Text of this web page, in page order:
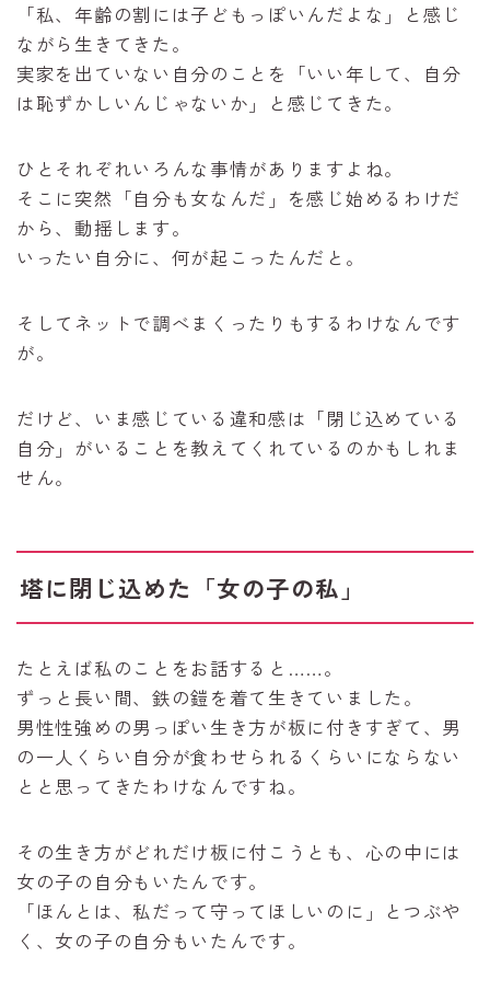
「私、年齢の割には子どもっぽいんだよな」と感じ
ながら生きてきた。
実家を出ていない自分のことを「いい年して、自分
は恥ずかしいんじゃないか」と感じてきた。
ひとそれぞれいろんな事情がありますよね。
そこに突然「自分も女なんだ」を感じ始めるわけだ
から、動揺します。
いったい自分に、何が起こったんだと。
そしてネットで調べまくったりもするわけなんです
が。
だけど、いま感じている違和感は「閉じ込めている
自分」がいることを教えてくれているのかもしれま
せん。
塔に閉じ込めた「女の子の私」
たとえば私のことをお話すると……。
ずっと長い間、鉄の鎧を着て生きていました。
男性性強めの男っぽい生き方が板に付きすぎて、男
の一人くらい自分が食わせられるくらいにならない
とと思ってきたわけなんですね。
その生き方がどれだけ板に付こうとも、心の中には
女の子の自分もいたんです。
「ほんとは、私だって守ってほしいのに」とつぶや
く、女の子の自分もいたんです。